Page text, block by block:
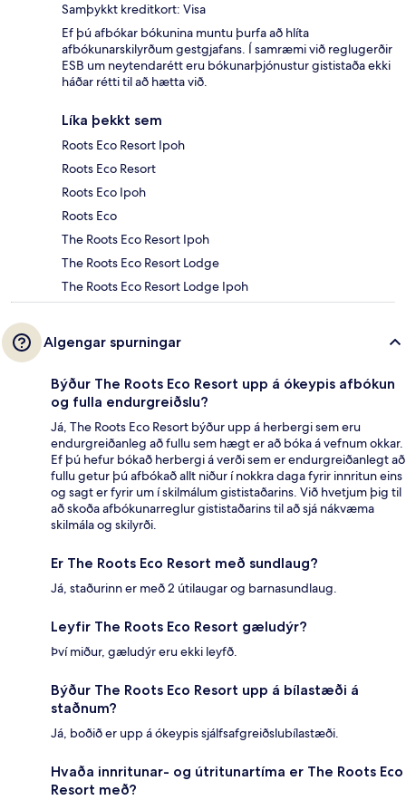
Samþykkt kreditkort: Visa
Ef þú afbókar bókunina muntu þurfa að hlíta
afbókunarskilyrðum gestgjafans. Í samræmi við reglugerðir
ESB um neytendarétt eru bókunarþjónustur gististaða ekki
háðar rétti til að hætta við.
Líka þekkt sem
Roots Eco Resort Ipoh
Roots Eco Resort
Roots Eco Ipoh
Roots Eco
The Roots Eco Resort Ipoh
The Roots Eco Resort Lodge
The Roots Eco Resort Lodge Ipoh
Algengar spurningar
Býður The Roots Eco Resort upp á ókeypis afbókun
og fulla endurgreiðslu?
Já, The Roots Eco Resort býður upp á herbergi sem eru
endurgreiðanleg að fullu sem hægt er að bóka á vefnum okkar.
Ef þú hefur bókað herbergi á verði sem er endurgreiðanlegt að
fullu getur þú afbókað allt niður í nokkra daga fyrir innritun eins
og sagt er fyrir um í skilmálum gististaðarins. Við hvetjum þig til
að skoða afbókunarreglur gististaðarins til að sjá nákvæma
skilmála og skilyrði.
Er The Roots Eco Resort með sundlaug?
Já, staðurinn er með 2 útilaugar og barnasundlaug.
Leyfir The Roots Eco Resort gæludýr?
Því miður, gæludýr eru ekki leyfð.
Býður The Roots Eco Resort upp á bílastæði á
staðnum?
Já, boðið er upp á ókeypis sjálfsafgreiðslubílastæði.
Hvaða innritunar- og útritunartíma er The Roots Eco
Resort með?